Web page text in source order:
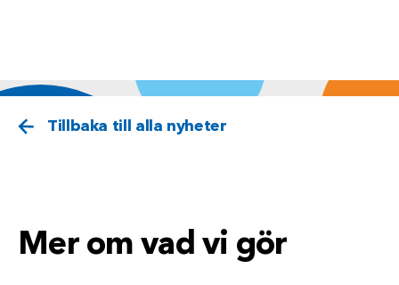
Tillbaka till alla nyheter
Mer om vad vi gör